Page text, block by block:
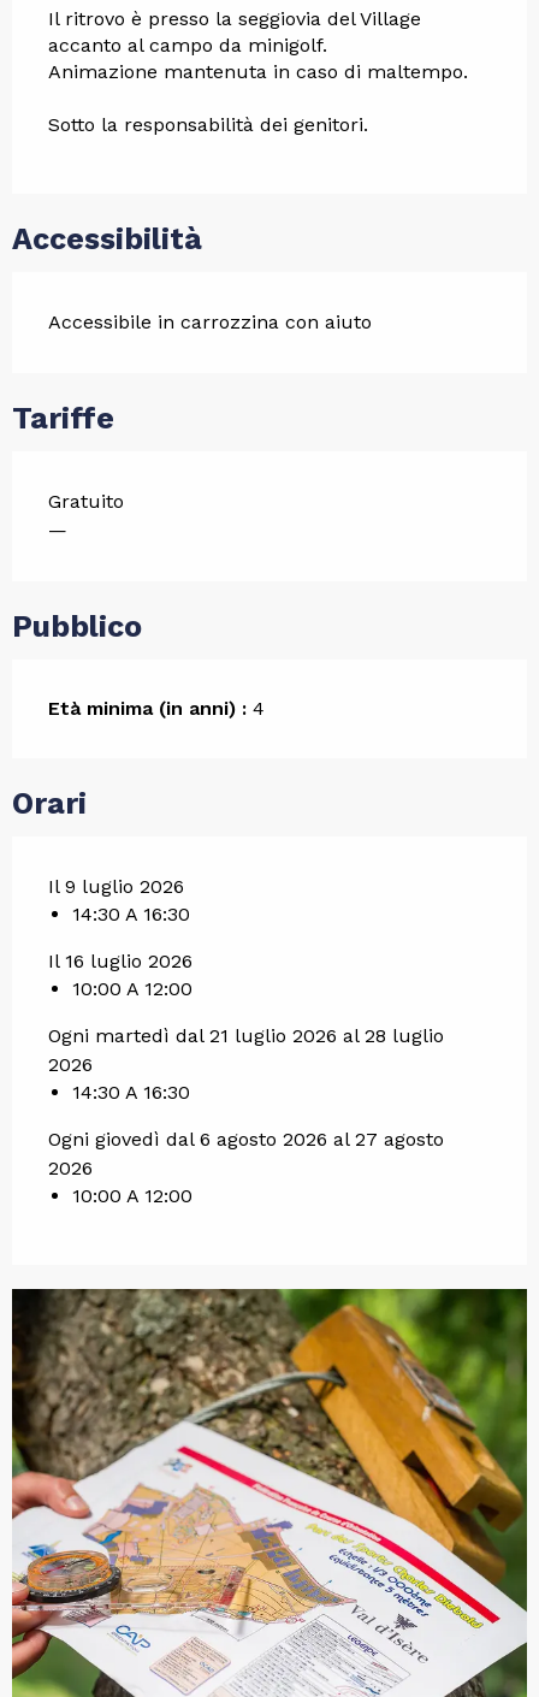
Il ritrovo è presso la seggiovia del Village
accanto al campo da minigolf.
Animazione mantenuta in caso di maltempo.
Sotto la responsabilità dei genitori.
Accessibilità
Accessibile in carrozzina con aiuto
Tariffe
Gratuito
—
Pubblico
Età minima (in anni) : 4
Orari
Il 9 luglio 2026
14:30 A 16:30
Il 16 luglio 2026
10:00 A 12:00
Ogni martedì dal 21 luglio 2026 al 28 luglio
2026
14:30 A 16:30
Ogni giovedì dal 6 agosto 2026 al 27 agosto
2026
10:00 A 12:00